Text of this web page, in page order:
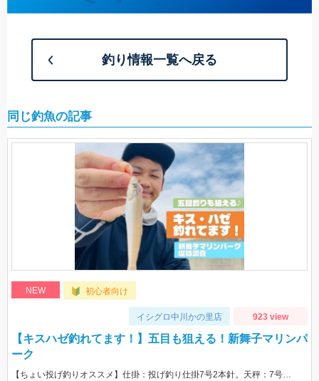
釣り情報一覧へ戻る
同じ釣魚の記事
NEW 初心者向け
イシグロ中川かの里店 923 view
【キスハゼ釣れてます！】五目も狙える！新舞子マリンパ
ーク
【ちょい投げ釣りオススメ】仕掛：投げ釣り仕掛7号2本針。天秤：7号。エサ：石ゴカイorゴールドイソメ。誘い方：サビいて止めての繰り返し。